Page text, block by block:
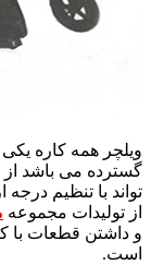
ویلچر همه کاره یکی
گسترده می باشد از
تواند با تنظیم درجه
از تولیدات مجموعه
و داشتن قطعات با
است.